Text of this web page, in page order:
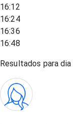
16:12
16:24
16:36
16:48
Resultados para dia